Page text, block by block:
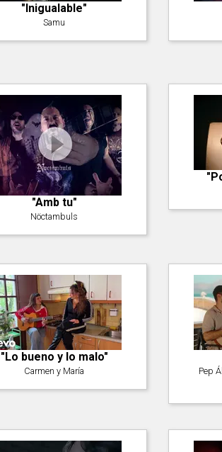
"Inigualable"
Samu
"Amb tu"
Nöctambuls
"Lo bueno y lo malo"
Carmen y María
Pep